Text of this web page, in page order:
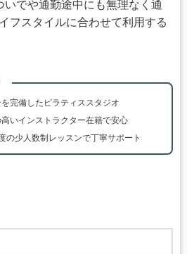
いでや通勤途中にも無理なく通
フスタイルに合わせて利用する
完備したピラティススタジオ
いインストラクター在籍で安心
の少人数制レッスンで丁寧サポート